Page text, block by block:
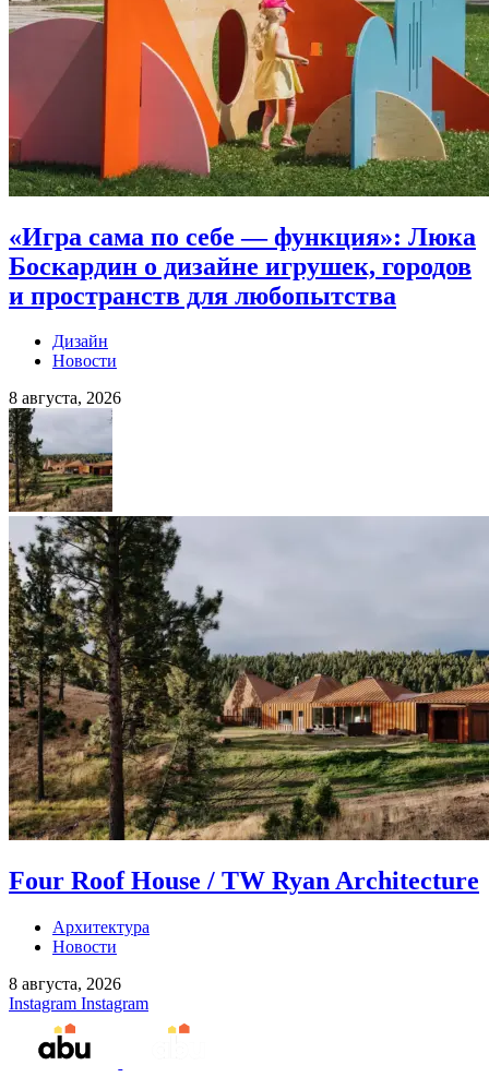
«Игра сама по себе — функция»: Люка
Боскардин о дизайне игрушек, городов
и пространств для любопытства
Дизайн
Новости
8 августа, 2026
Four Roof House / TW Ryan Architecture
Архитектура
Новости
8 августа, 2026
Instagram Instagram